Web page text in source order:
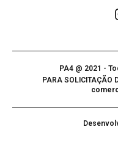
PA4 @ 2021 -
PARA SOLICITAÇÃO